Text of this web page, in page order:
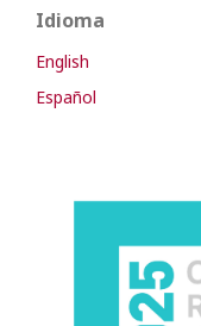
Idioma
English
Español